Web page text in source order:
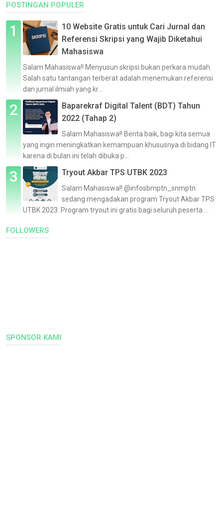
POSTINGAN POPULER
10 Website Gratis untuk Cari Jurnal dan
Referensi Skripsi yang Wajib Diketahui
Mahasiswa
Salam Mahasiswa!! Menyusun skripsi bukan perkara mudah.
Salah satu tantangan terberat adalah menemukan referensi
dan jurnal ilmiah yang kr...
Baparekraf Digital Talent (BDT) Tahun
2022 (Tahap 2)
Salam Mahasiswa!! Berita baik, bagi kita semua
yang ingin meningkatkan kemampuan khususnya di bidang IT
karena di bulan ini telah dibuka p...
Tryout Akbar TPS UTBK 2023
Salam Mahasiswa!! @infosbmptn_snmptn
sedang mengadakan program Tryout Akbar TPS
UTBK 2023. Program tryout ini gratis bagi seluruh peserta ...
FOLLOWERS
SPONSOR KAMI